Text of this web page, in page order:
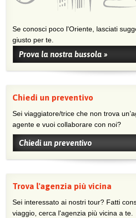
Se conosci poco l'Oriente, lasciati
giusto per te.
Prova la nostra bussola »
Chiedi un preventivo
Sei viaggiatore/trice che non trova un’agenzia vicina o sei
agente e vuoi collaborare con noi?
Chiedi un preventivo
Trova l'agenzia più vicina
Sei interessato ai nostri tour? Fatti
viaggio, cerca l'agenzia più vicina a te.